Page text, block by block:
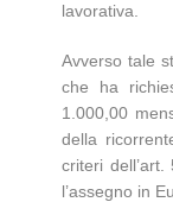
lavorativa.
Avverso tale
che ha
1.000,00
della
criteri
l’assegno in